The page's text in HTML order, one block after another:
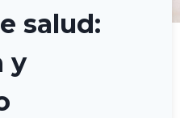
salud:
y